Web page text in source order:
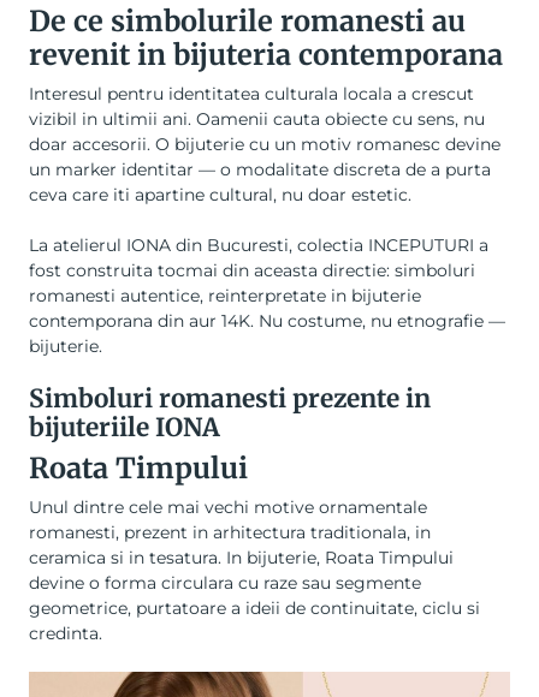
De ce simbolurile romanesti au
revenit in bijuteria contemporana
Interesul pentru identitatea culturala locala a crescut
vizibil in ultimii ani. Oamenii cauta obiecte cu sens, nu
doar accesorii. O bijuterie cu un motiv romanesc devine
un marker identitar — o modalitate discreta de a purta
ceva care iti apartine cultural, nu doar estetic.
La atelierul IONA din Bucuresti, colectia INCEPUTURI a
fost construita tocmai din aceasta directie: simboluri
romanesti autentice, reinterpretate in bijuterie
contemporana din aur 14K. Nu costume, nu etnografie —
bijuterie.
Simboluri romanesti prezente in
bijuteriile IONA
Roata Timpului
Unul dintre cele mai vechi motive ornamentale
romanesti, prezent in arhitectura traditionala, in
ceramica si in tesatura. In bijuterie, Roata Timpului
devine o forma circulara cu raze sau segmente
geometrice, purtatoare a ideii de continuitate, ciclu si
credinta.